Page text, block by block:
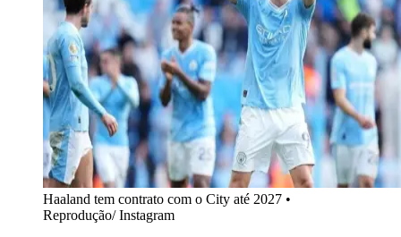
Haaland tem contrato com o City até 2027 •
Reprodução/ Instagram